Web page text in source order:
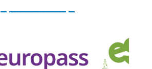
_ __________ _